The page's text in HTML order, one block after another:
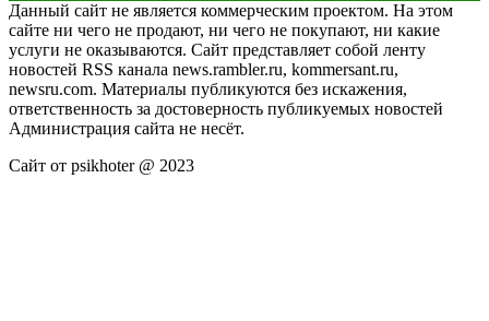
Данный сайт не является коммерческим проектом. На этом
сайте ни чего не продают, ни чего не покупают, ни какие
услуги не оказываются. Сайт представляет собой ленту
новостей RSS канала news.rambler.ru, kommersant.ru,
newsru.com. Материалы публикуются без искажения,
ответственность за достоверность публикуемых новостей
Администрация сайта не несёт.
Сайт от psikhoter @ 2023